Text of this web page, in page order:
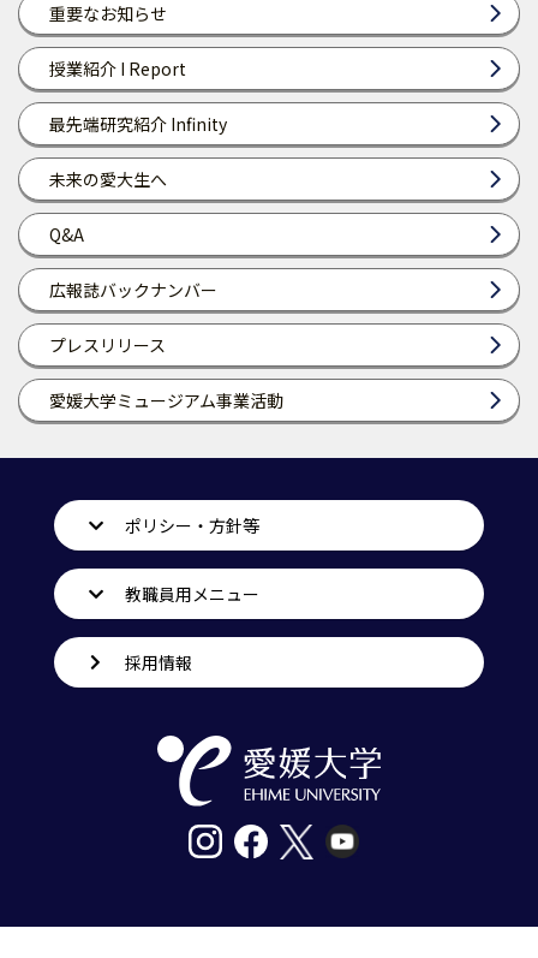
重要なお知らせ
授業紹介 I Report
最先端研究紹介 Infinity
未来の愛大生へ
Q&A
広報誌バックナンバー
プレスリリース
愛媛大学ミュージアム事業活動
ポリシー・方針等
教職員用メニュー
採用情報